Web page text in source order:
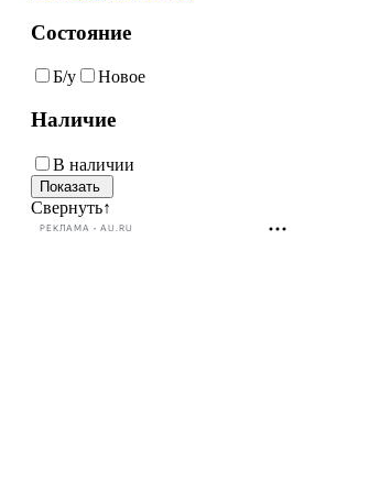
Состояние
Б/у Новое
Наличие
В наличии
Свернуть↑
РЕКЛАМА • AU.RU